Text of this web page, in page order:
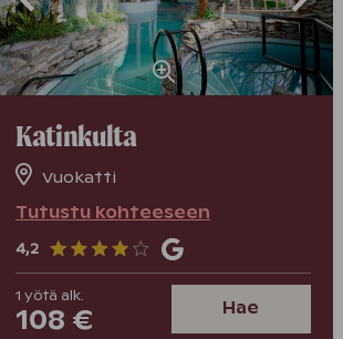
Katinkulta
Vuokatti
Tutustu kohteeseen
4,2
1 yötä alk.
108 € Hae